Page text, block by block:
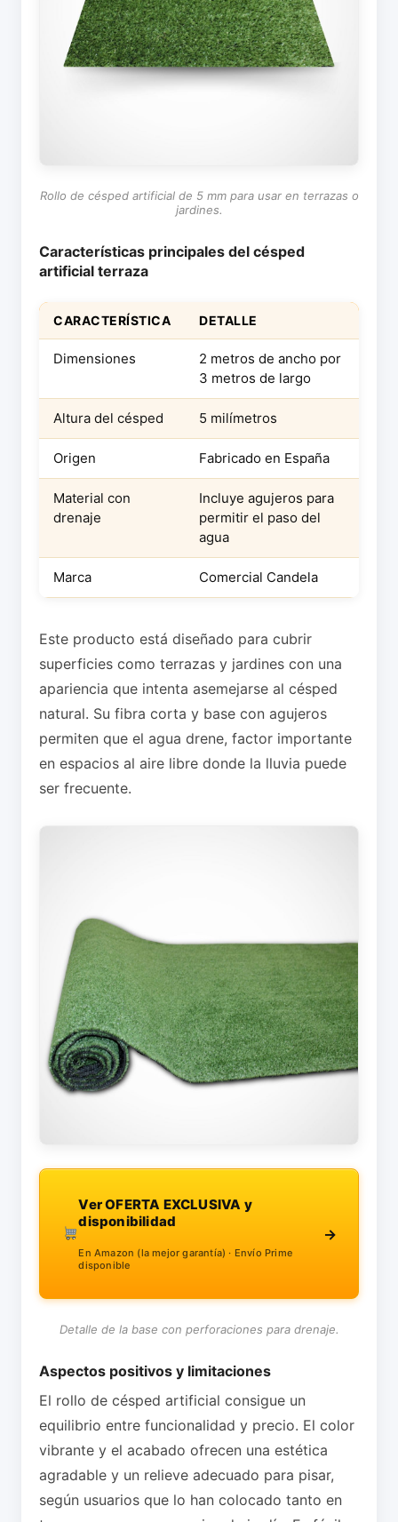
Rollo de césped artificial de 5 mm para usar en terrazas o
jardines.
Características principales del césped
artificial terraza
CARACTERÍSTICA DETALLE
Dimensiones
2 metros de ancho por
3 metros de largo
Altura del césped 5 milímetros
Origen Fabricado en España
Material con
drenaje
Incluye agujeros para
permitir el paso del
agua
Marca Comercial Candela
Este producto está diseñado para cubrir
superficies como terrazas y jardines con una
apariencia que intenta asemejarse al césped
natural. Su fibra corta y base con agujeros
permiten que el agua drene, factor importante
en espacios al aire libre donde la lluvia puede
ser frecuente.
Ver OFERTA EXCLUSIVA y
disponibilidad
En Amazon (la mejor garantía) · Envío Prime
disponible
→
Detalle de la base con perforaciones para drenaje.
Aspectos positivos y limitaciones
El rollo de césped artificial consigue un
equilibrio entre funcionalidad y precio. El color
vibrante y el acabado ofrecen una estética
agradable y un relieve adecuado para pisar,
según usuarios que lo han colocado tanto en